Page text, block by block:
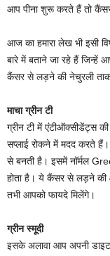
आप पीना शुरू करते हैं तो
आज का हमारा लेख भी इसी
बारे में बताने जा रहे हैं
कैंसर से लड़ने की नेचुरली
माचा ग्रीन टी
ग्रीन टी में एंटीऑक्सीडेंट्स
सप्लाई रोकने में मदद करते हैं।
से बनती है। इसमें नॉर्मल
होता है। ये कैंसर से लड़ने की
तभी आपको फायदे म‍िलेंगे।
ग्रीन स्मूदी
इसके अलावा आप अपनी डाइट